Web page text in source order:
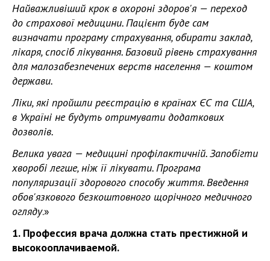
Найважливіший крок в охороні здоров'я — переход
до страхової медицини. Пацієнт буде сам
визначати програму страхування, обирати заклад,
лікаря, спосіб лікування. Базовий рівень страхування
для малозабезпечених верств населення — коштом
держави.
Ліки, які пройшли реєстрацію в країнах ЄС та США,
в Україні не будуть отримувати додаткових
дозволів.
Велика увага — медицині профілактичній. Запобігти
хворобі легше, ніж її лікувати. Програма
популяризації здорового способу життя. Введення
обов'язкового безкоштовного щорічного медичного
огляду.»
1. Профессия врача должна стать престижной и
высокооплачиваемой.